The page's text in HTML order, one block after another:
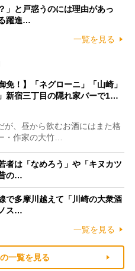
」と戸惑うのには理由があっ
躍進…
一覧を見る
免！】「ネグローニ」「山崎」
新宿三丁目の隠れ家バーで1…
、昼から飲むお酒にはまた格
作家の大竹…
者は「なめろう」や「キヌカツ
の…
で多摩川越えて「川崎の大衆酒
ス…
一覧を見る
一覧を見る